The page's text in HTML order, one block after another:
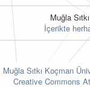
Muğla
İçerikte
Muğla Sıtkı Koçman
Creative Commons